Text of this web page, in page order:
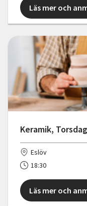
Läs mer och
Keramik,
Eslöv
18:30
Läs mer och